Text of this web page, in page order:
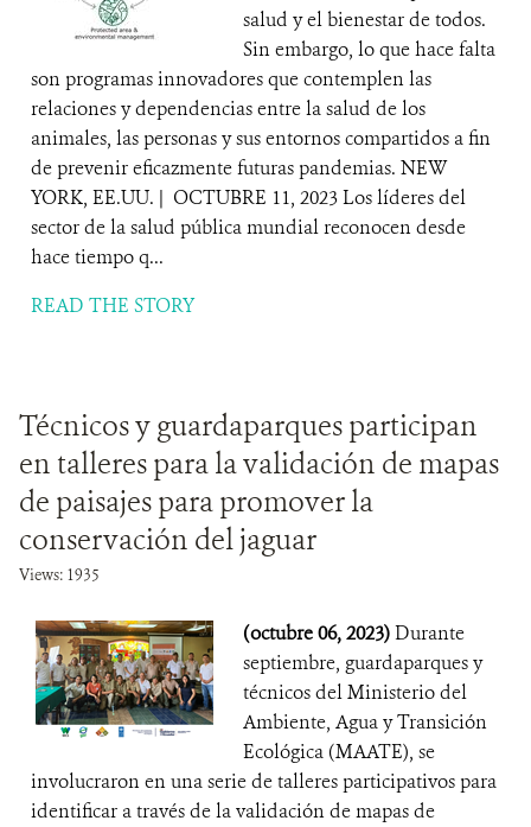
salud y el bienestar de todos.
Sin embargo, lo que hace falta
son programas innovadores que contemplen las
relaciones y dependencias entre la salud de los
animales, las personas y sus entornos compartidos a fin
de prevenir eficazmente futuras pandemias. NEW
YORK, EE.UU. | OCTUBRE 11, 2023 Los líderes del
sector de la salud pública mundial reconocen desde
hace tiempo q...
READ THE STORY
Técnicos y guardaparques participan
en talleres para la validación de mapas
de paisajes para promover la
conservación del jaguar
Views: 1935
(octubre 06, 2023)Durante
septiembre, guardaparques y
técnicos del Ministerio del
Ambiente, Agua y Transición
Ecológica (MAATE), se
involucraron en una serie de talleres participativos para
identificar a través de la validación de mapas de